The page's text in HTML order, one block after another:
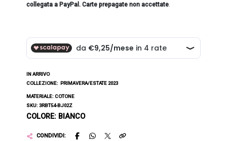
collegata a PayPal. Carte prepagate non accettate.
IN ARRIVO
COLLEZIONE: PRIMAVERA/ESTATE 2023
MATERIALE: COTONE
SKU: 3RBT54-BJ02Z
COLORE: BIANCO
CONDIVIDI: